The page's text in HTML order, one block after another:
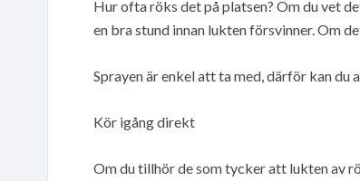
Hur ofta röks det på platsen? Om du vet
en bra stund innan lukten försvinner. Om
Sprayen är enkel att ta med, därför kan du
Kör igång direkt
Om du tillhör de som tycker att lukten av